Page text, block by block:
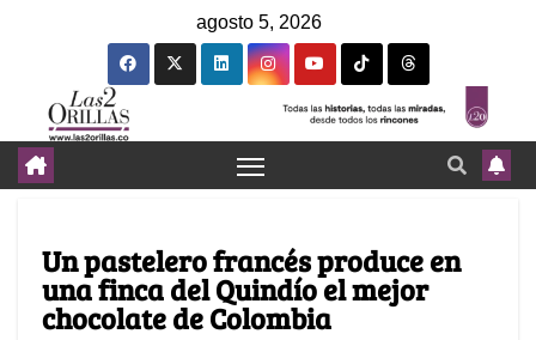
agosto 5, 2026
Un pastelero francés produce en
una finca del Quindío el mejor
chocolate de Colombia